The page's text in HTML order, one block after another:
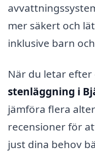
mer säkert och
inklusive barn
När du letar
stenläggning i
jämföra flera
recensioner för
just dina behov